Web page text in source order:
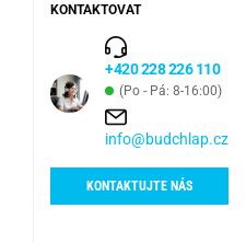
KONTAKTOVAT
+420 228 226 110
(Po - Pá: 8-16:00)
info@budchlap.cz
KONTAKTUJTE NÁS